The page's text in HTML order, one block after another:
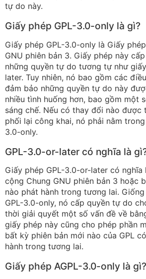
tự do này.
Giấy phép GPL-3.0-only là gì?
Giấy phép GPL-3.0-only là Giấy
GNU phiên bản 3. Giấy phép này
những quyền tự do tương tự như
later. Tuy nhiên, nó bao gồm các
đảm bảo những quyền tự do này
nhiều tình huống hơn, bao gồm một
sáng chế. Nếu có thay đổi nào được
phối lại công khai, nó phải nằm
3.0-only.
GPL-3.0-or-later có nghĩa là
Giấy phép GPL-3.0-or-later có nghĩa
cộng Chung GNU phiên bản 3 hoặc
nào phát hành trong tương lai.
GPL-3.0-only, nó cấp quyền tự do
thời giải quyết một số vấn đề về
giấy phép này cũng cho phép phần
bất kỳ phiên bản mới nào của GPL
hành trong tương lai.
Giấy phép AGPL-3.0-only là gì?